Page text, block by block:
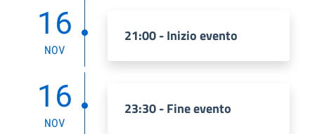
16
NOV
21:00 - Inizio evento
16
NOV
23:30 - Fine evento